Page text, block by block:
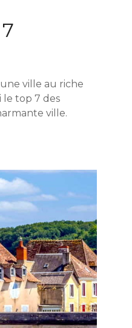
ville au riche
le top 7 des
ville.